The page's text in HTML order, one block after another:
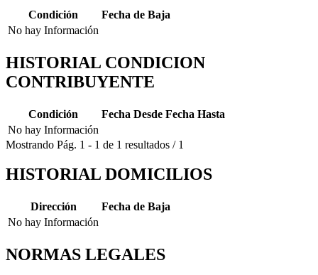
Condición
Fecha de Baja
No hay Información
HISTORIAL CONDICION
CONTRIBUYENTE
Condición Fecha Desde Fecha Hasta
No hay Información
Mostrando Pág. 1 - 1 de 1 resultados / 1
HISTORIAL DOMICILIOS
Dirección
Fecha de Baja
No hay Información
NORMAS LEGALES